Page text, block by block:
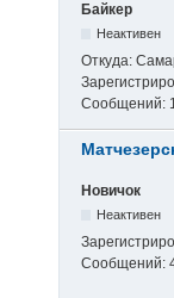
Байкер
Неактивен
Откуда:
Сообщений:
Новичок
Неактивен
Сообщений: